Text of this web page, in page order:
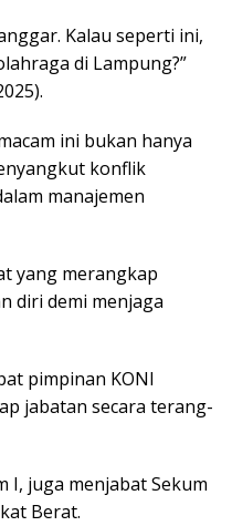
Kalau seperti ini,
di Lampung?”
ini bukan hanya
konflik
manajemen
yang merangkap
diri demi menjaga
pimpinan KONI
jabatan secara terang-
I, juga menjabat Sekum
Berat.